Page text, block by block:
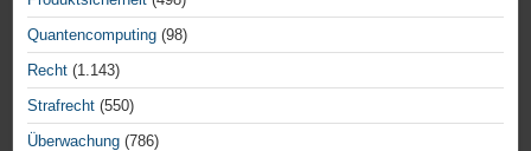
Quantencomputing (98)
Recht (1.143)
Strafrecht (550)
Überwachung (786)